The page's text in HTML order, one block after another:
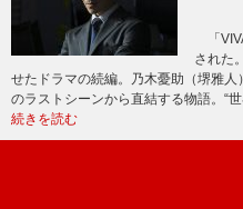
「
された
せたドラマの続編。乃木憂助（堺雅
のラストシーンから直結する物語。“
続きを読む